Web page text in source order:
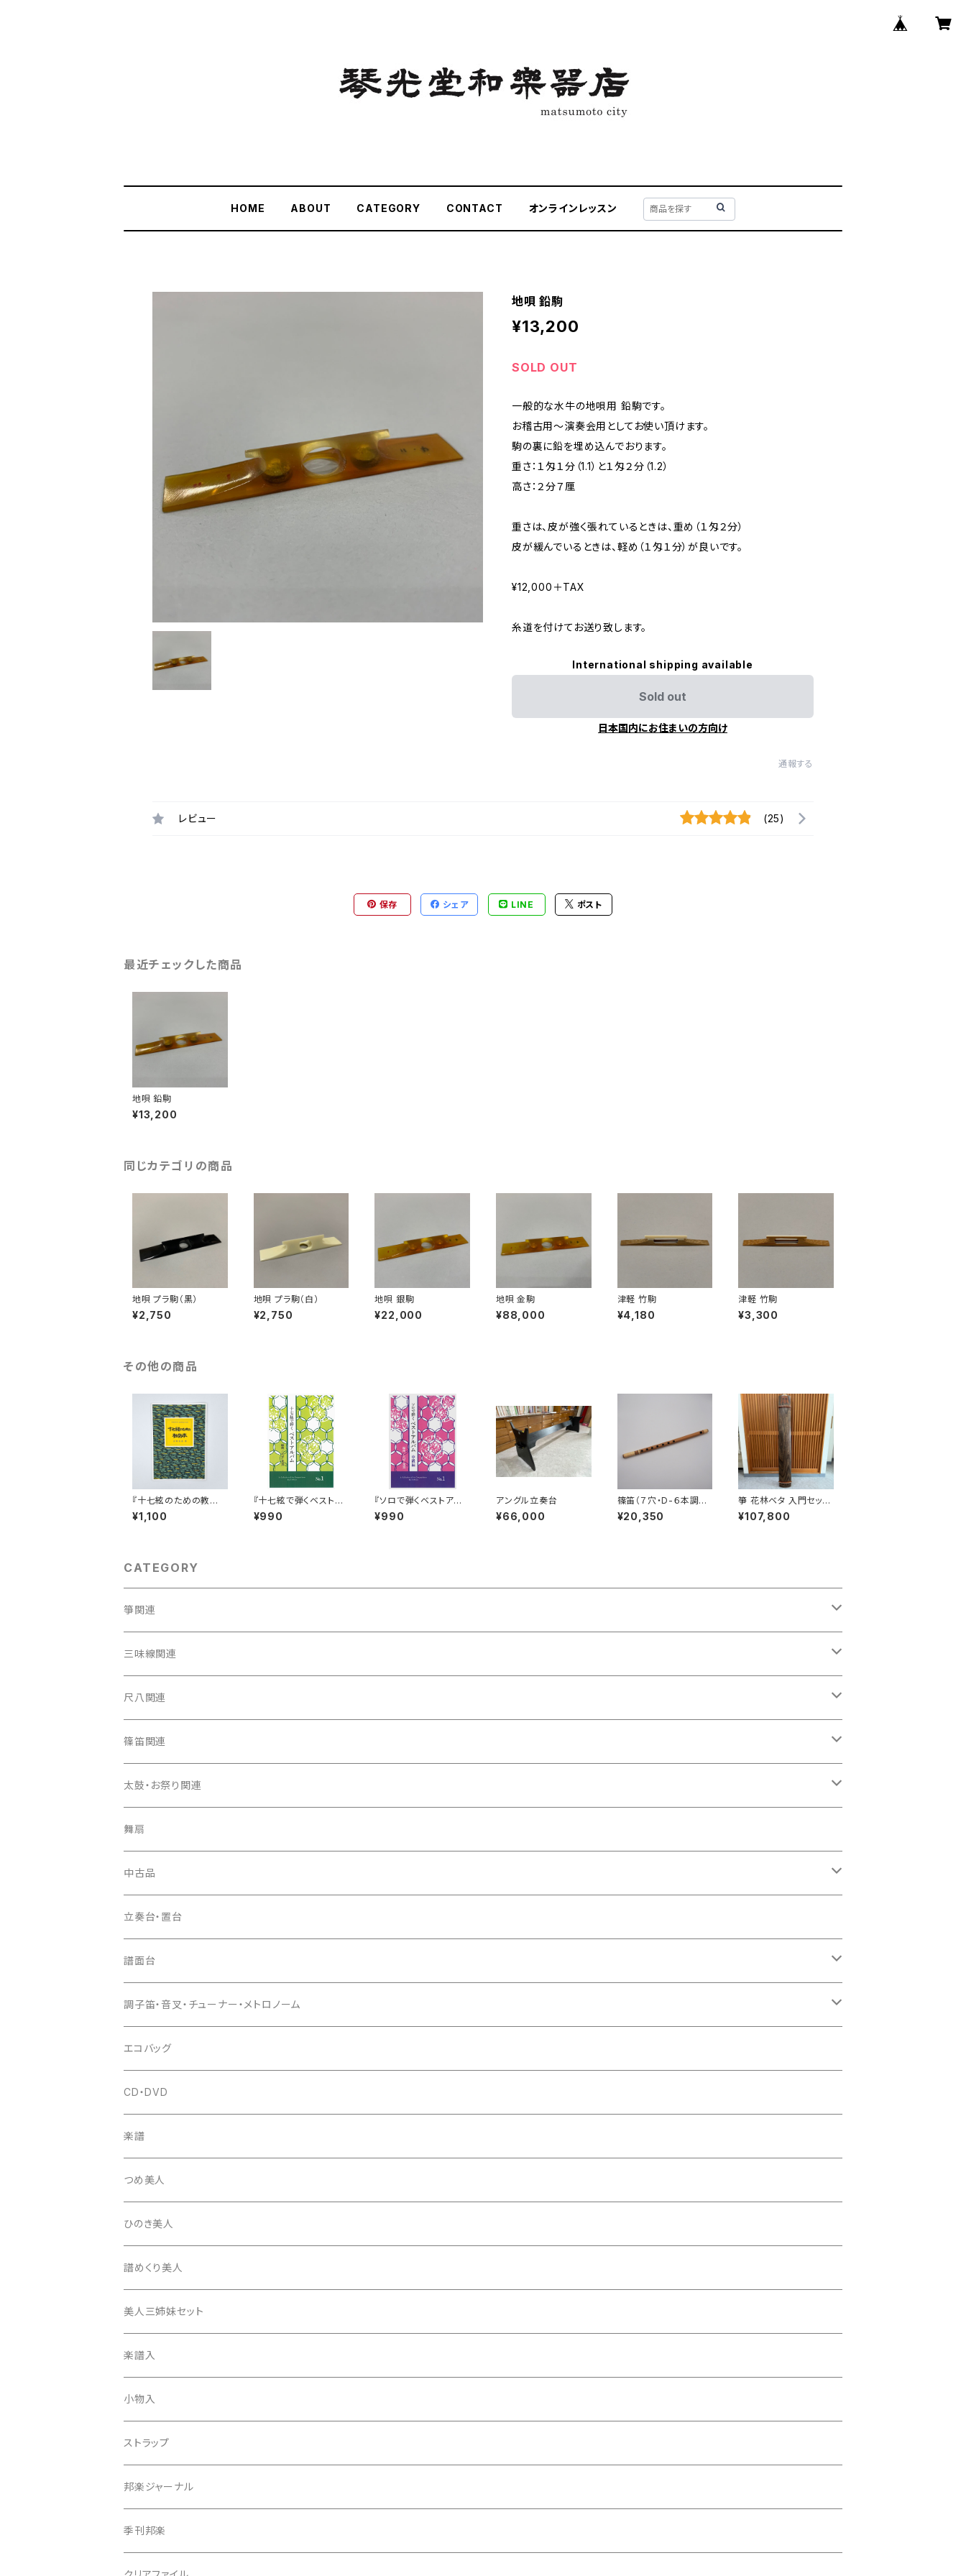
HOME ABOUT CATEGORY CONTACT オンラインレッスン
地唄 鉛駒
¥13,200
SOLD OUT
一般的な水牛の地唄用 鉛駒です。
お稽古用〜演奏会用としてお使い頂けます。
駒の裏に鉛を埋め込んでおります。
重さ：１匁１分（1.1）と１匁２分（1.2）
高さ：２分７厘
重さは、皮が強く張れているときは、重め（１匁２分）
皮が緩んでいるときは、軽め（１匁１分）が良いです。
¥12,000＋TAX
糸道を付けてお送り致します。
International shipping available
Sold out
日本国内にお住まいの方向け
通報する
レビュー (25)
保存 シェア LINE ポスト
最近チェックした商品
地唄 鉛駒
¥13,200
同じカテゴリの商品
地唄 プラ駒（黒）
¥2,750
地唄 プラ駒（白）
¥2,750
地唄 銀駒
¥22,000
地唄 金駒
¥88,000
津軽 竹駒
¥4,180
津軽 竹駒
¥3,300
その他の商品
『十七絃のための教則
本』
¥1,100
『十七絃で弾くベストア
ルバム No.1』
¥990
『ソロで弾くベストアル
バム中級編 No.1 』
¥990
アングル立奏台
¥66,000
篠笛（７穴・D-６本調
子）
¥20,350
箏 花林ベタ 入門セット
（カバー付）
¥107,800
CATEGORY
箏関連
箏（本体）
箏カバー
箏袋
口前袋・尾布
爪・爪輪
爪入
爪駒入
猫足入
爪ばさみ
箏柱
柱入
平柱入
三角柱入
琴台
13絃用琴台（低）
13絃用琴台（高）
桐柱箱
消音フェルト
三味線関連
三味線（本体）
三味線ケース
長トランク・三ツ折トランク
ソフトケース
雨用カバー
長袋・三ツ組袋・胴袋
胴掛
根緒
糸
(丸三) 寿糸
はつね糸
駒
地唄駒
長唄駒
糸駒入
爪駒入
撥入
一丁撥入
三角撥入（ファスナー式）
撥
長唄・民謡撥
地唄撥
撥さや
撥滑り止めゴム
ひざゴム・胴ゴム・おひざもと
天神袋
天神巾着
指すり
つぼシール
撥皮・撥皮のり
胴板
尺八関連
尺八（本体）
尺八袋
歌口キャップ
つゆ切り
篠笛関連
篠笛（本体）
お祭り用６穴
お祭り用７穴
篠笛袋
太鼓・お祭り関連
太鼓（本体）
太鼓撥
手拍子（チャンチャン）
当り鉦
シュモク（当り鉦バチ）
舞扇
中古品
箏（本体）
三味線（本体）
立奏台・置台
譜面台
座奏用譜面台
立奏用譜面台
調子笛・音叉・チューナー・メトロノーム
調子笛・音叉
チューナー・メトロノーム
エコバッグ
CD・DVD
楽譜
つめ美人
ひのき美人
譜めくり美人
美人三姉妹セット
楽譜入
小物入
ストラップ
邦楽ジャーナル
季刊邦楽